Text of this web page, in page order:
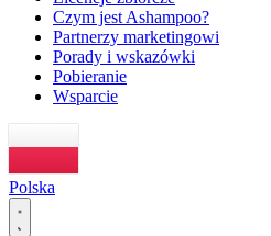
Czym jest Ashampoo?
Partnerzy marketingowi
Porady i wskazówki
Pobieranie
Wsparcie
Polska